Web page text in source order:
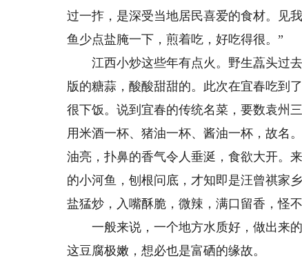
过一拃，是深受当地居民喜爱的食材。见
鱼少点盐腌一下，煎着吃，好吃得很。”
江西小炒这些年有点火。野生藠头过去
版的糖蒜，酸酸甜甜的。此次在宜春吃到
很下饭。说到宜春的传统名菜，要数袁州
用米酒一杯、猪油一杯、酱油一杯，故名
油亮，扑鼻的香气令人垂涎，食欲大开。
的小河鱼，刨根问底，才知即是汪曾祺家
盐猛炒，入嘴酥脆，微辣，满口留香，怪
一般来说，一个地方水质好，做出来的
这豆腐极嫩，想必也是富硒的缘故。